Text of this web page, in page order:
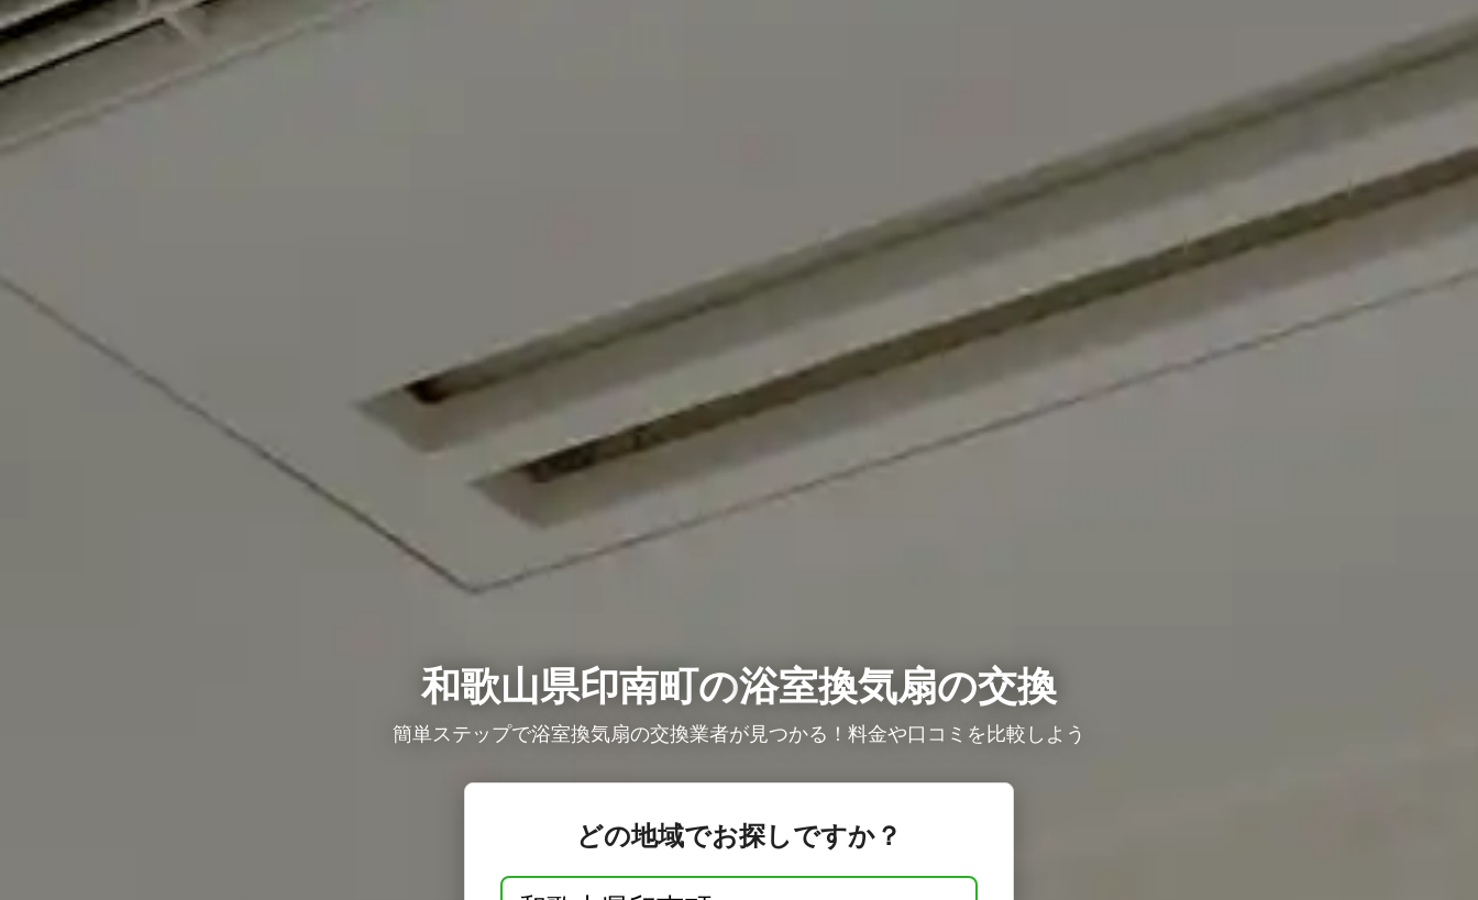
和歌山県印南町の浴室換気扇の交換
簡単ステップで浴室換気扇の交換業者が見つかる！料金や口コミを比較しよう
どの地域でお探しですか？